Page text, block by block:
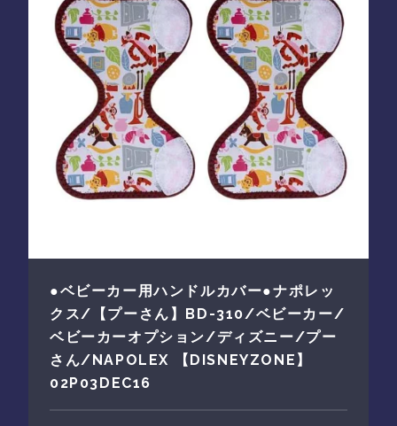
●ベビーカー用ハンドルカバー●ナポレッ
クス/【プーさん】BD-310/ベビーカー/
ベビーカーオプション/ディズニー/プー
さん/NAPOLEX 【DISNEYZONE】
02P03DEC16